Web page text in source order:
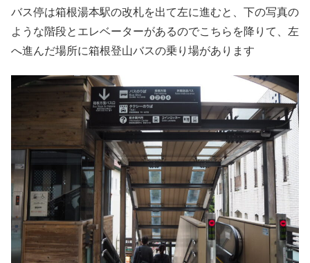
バス停は箱根湯本駅の改札を出て左に進むと、下の写真の
ような階段とエレベーターがあるのでこちらを降りて、左
へ進んだ場所に箱根登山バスの乗り場があります